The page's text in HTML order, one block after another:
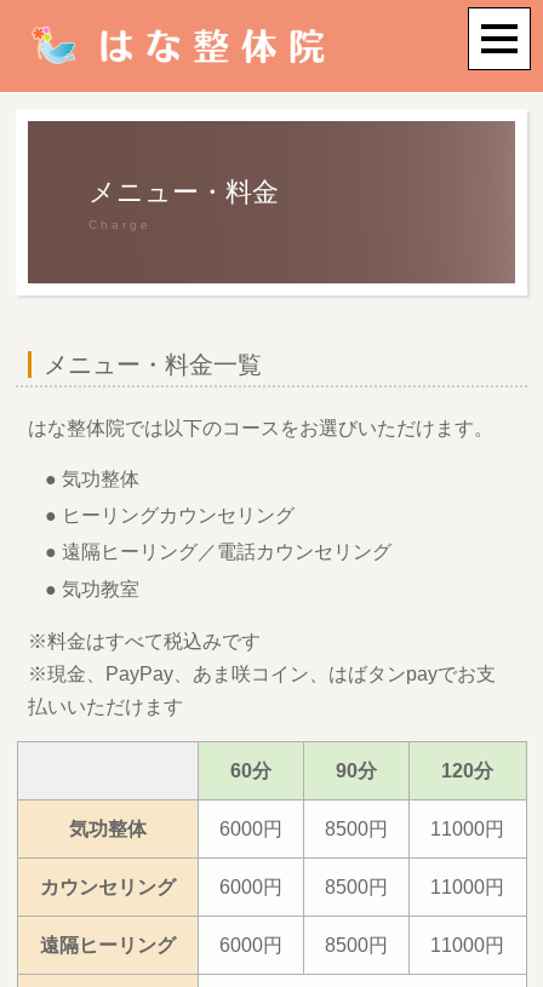
メニュー・料金
Charge
メニュー・料金一覧
はな整体院では以下のコースをお選びいただけます。
● 気功整体
● ヒーリングカウンセリング
● 遠隔ヒーリング／電話カウンセリング
● 気功教室
※料金はすべて税込みです
※現金、PayPay、あま咲コイン、はばタンpayでお支
払いいただけます
60分 90分 120分
気功整体 6000円 8500円 11000円
カウンセリング 6000円 8500円 11000円
遠隔ヒーリング 6000円 8500円 11000円